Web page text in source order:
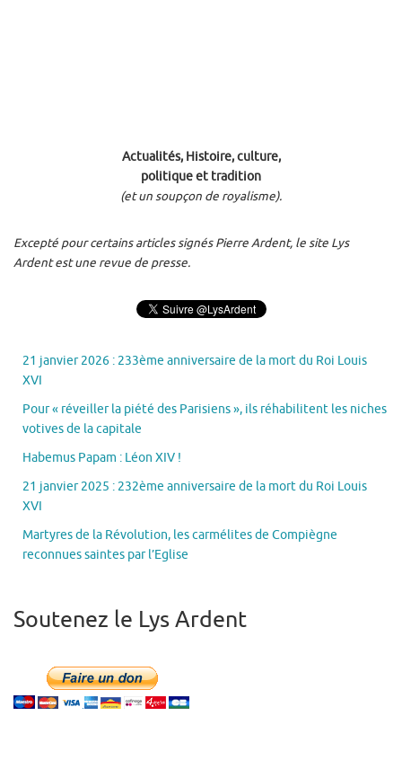
Actualités, Histoire, culture,
politique et tradition
(et un soupçon de royalisme).
Excepté pour certains articles signés Pierre Ardent, le site Lys
Ardent est une revue de presse.
21 janvier 2026 : 233ème anniversaire de la mort du Roi Louis
XVI
Pour « réveiller la piété des Parisiens », ils réhabilitent les niches
votives de la capitale
Habemus Papam : Léon XIV !
21 janvier 2025 : 232ème anniversaire de la mort du Roi Louis
XVI
Martyres de la Révolution, les carmélites de Compiègne
reconnues saintes par l’Eglise
Soutenez le Lys Ardent